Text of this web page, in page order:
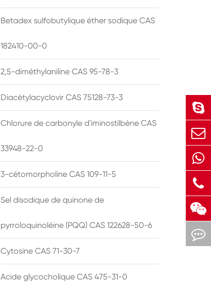
Betadex sulfobutylique éther sodique CAS
182410-00-0
2,5-diméthylaniline CAS 95-78-3
Diacétylacyclovir CAS 75128-73-3
Chlorure de carbonyle d'iminostilbène CAS
33948-22-0
3-cétomorpholine CAS 109-11-5
Sel disodique de quinone de
pyrroloquinoléine (PQQ) CAS 122628-50-6
Cytosine CAS 71-30-7
Acide glycocholique CAS 475-31-0